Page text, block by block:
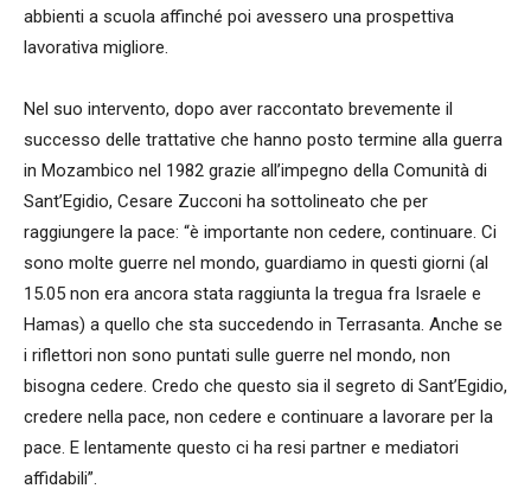
abbienti a scuola affinché poi avessero una prospettiva
lavorativa migliore.
Nel suo intervento, dopo aver raccontato brevemente il
successo delle trattative che hanno posto termine alla guerra
in Mozambico nel 1982 grazie all’impegno della Comunità di
Sant’Egidio, Cesare Zucconi ha sottolineato che per
raggiungere la pace: “è importante non cedere, continuare. Ci
sono molte guerre nel mondo, guardiamo in questi giorni (al
15.05 non era ancora stata raggiunta la tregua fra Israele e
Hamas) a quello che sta succedendo in Terrasanta. Anche se
i riflettori non sono puntati sulle guerre nel mondo, non
bisogna cedere. Credo che questo sia il segreto di Sant’Egidio,
credere nella pace, non cedere e continuare a lavorare per la
pace. E lentamente questo ci ha resi partner e mediatori
affidabili”.